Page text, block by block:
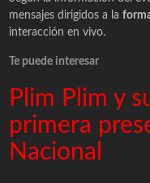
mensajes dirigidos a la
interacción en vivo.
Te puede interesar
Plim Plim y
primera
Nacional